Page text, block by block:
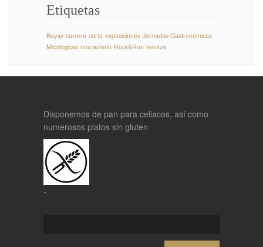
Etiquetas
Bayas carrera carta exposiciones Jornadas Gastronómicas
Micológicas monasterio Rock&Run terraza
Disponemos de pan para celiacos, así como
numerosos platos sin gluten
-